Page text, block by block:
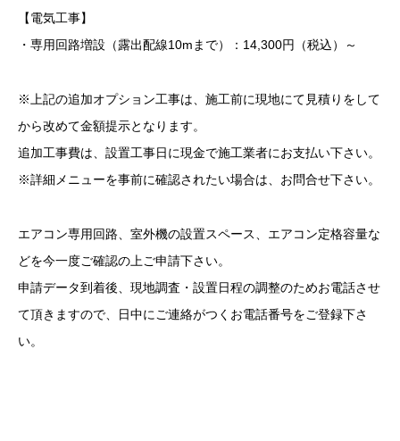
【電気工事】
・専用回路増設（露出配線10mまで）：14,300円（税込）～
※上記の追加オプション工事は、施工前に現地にて見積りをして
から改めて金額提示となります。
追加工事費は、設置工事日に現金で施工業者にお支払い下さい。
※詳細メニューを事前に確認されたい場合は、お問合せ下さい。
エアコン専用回路、室外機の設置スペース、エアコン定格容量な
どを今一度ご確認の上ご申請下さい。
申請データ到着後、現地調査・設置日程の調整のためお電話させ
て頂きますので、日中にご連絡がつくお電話番号をご登録下さ
い。